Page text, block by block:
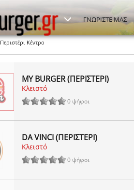
ΓΝΩΡΙΣΤΕ ΜΑΣ
Περιστέρι Κέντρο
MY BURGER (ΠΕΡΙΣΤΕΡΙ)
Κλειστό
0 ψήφοι
DA VINCI (ΠΕΡΙΣΤΕΡΙ)
Κλειστό
0 ψήφοι